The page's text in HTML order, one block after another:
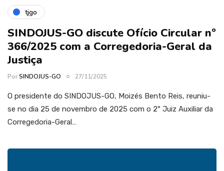
tjgo
SINDOJUS-GO discute Ofício Circular nº
366/2025 com a Corregedoria-Geral da
Justiça
PorSINDOJUS-GO 27/11/2025
O presidente do SINDOJUS-GO, Moizés Bento Reis, reuniu-
se no dia 25 de novembro de 2025 com o 2º Juiz Auxiliar da
Corregedoria-Geral…